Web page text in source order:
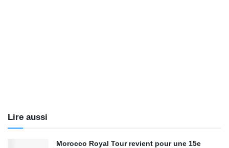
Lire aussi
Morocco Royal Tour revient pour une 15e